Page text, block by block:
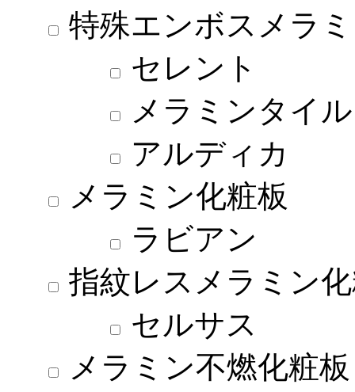
特殊エンボスメラ
セレント
メラミンタイル
アルディカ
メラミン化粧板
ラビアン
指紋レスメラミン
セルサス
メラミン不燃化粧板